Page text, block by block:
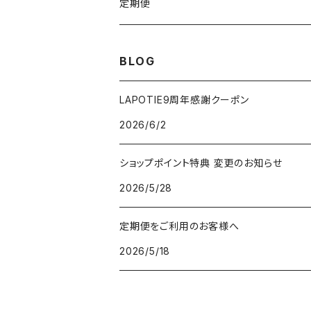
VSRICビタミンC美容液
v3セットアップブラシ
V3ネムリップ
ビューティフェイススティック2.0
ヘッドスパ
モコモコがま口
定期便
BLOG
LAPOTIE9周年感謝クーポン
2026/6/2
ショップポイント特典 変更のお知らせ
2026/5/28
定期便をご利用のお客様へ
2026/5/18